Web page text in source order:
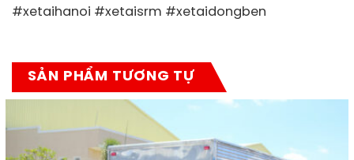
#xetaihanoi #xetaisrm #xetaidongben
SẢN PHẨM TƯƠNG TỰ